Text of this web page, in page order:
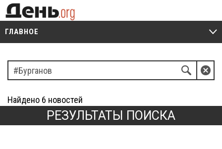
V
ГЛАВНОЕ
Q Z
Найдено 6 новостей
РЕЗУЛЬТАТЫ ПОИСКА